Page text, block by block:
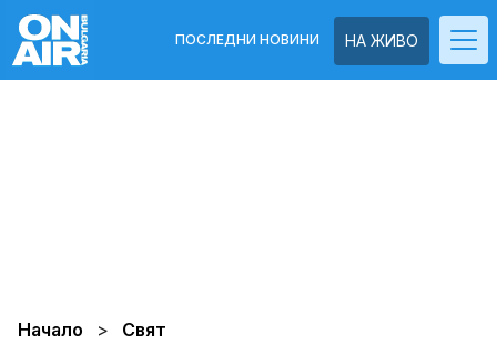
НА ЖИВО
ПОСЛЕДНИ НОВИНИ
Начало Свят